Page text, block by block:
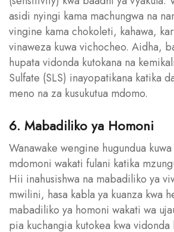
asidi nyingi kama machungwa na
vingine kama chokoleti, kahawa,
vinaweza kuwa vichocheo. Aidha,
hupata vidonda kutokana na
Sulfate (SLS) inayopatikana katika
meno na za kusukutua mdomo.
6. Mabadiliko ya Homoni
Wanawake wengine hugundua
mdomoni wakati fulani katika
Hii inahusishwa na mabadiliko ya
mwilini, hasa kabla ya kuanza kwa
mabadiliko ya homoni wakati wa
pia kuchangia kutokea kwa